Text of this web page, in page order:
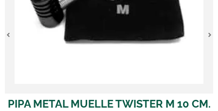
TWISTER M 10 CM. PIPA METAL SET